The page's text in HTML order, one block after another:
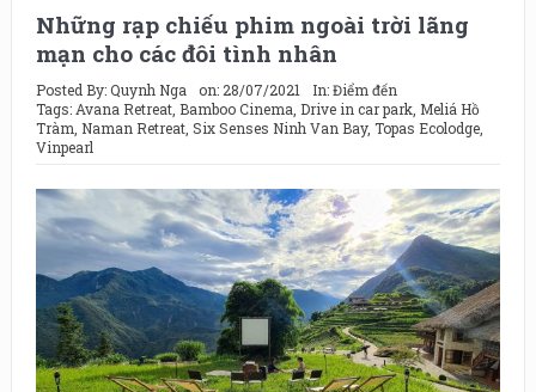
Những rạp chiếu phim ngoài trời lãng
mạn cho các đôi tình nhân
Posted By:Quynh Nga on: 28/07/2021 In:Điểm đến
Tags: Avana Retreat, Bamboo Cinema Drive in car park, Meliá Hồ
Tràm Naman Retreat, Six Senses Ninh Van Bay, Topas Ecolodge,
Vinpearl